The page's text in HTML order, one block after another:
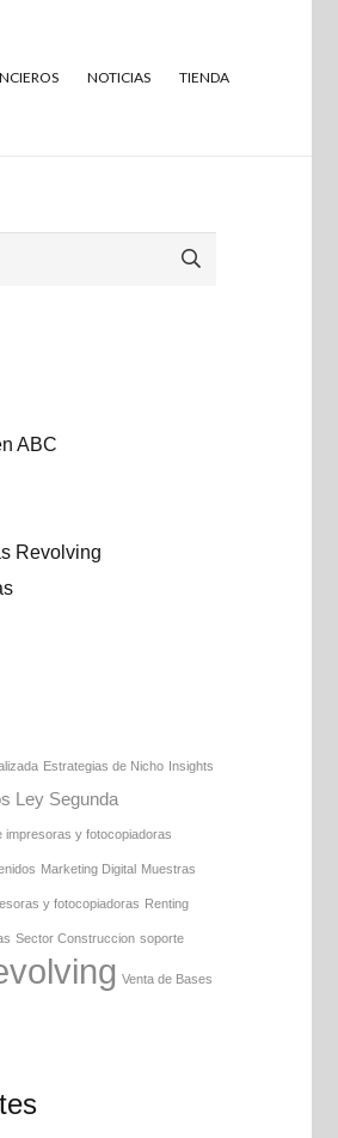
NOTICIAS TIENDA
ABC
Revolving
Estrategias de Nicho Insights
Ley Segunda
impresoras y fotocopiadoras
Marketing Digital Muestras
y fotocopiadoras Renting
Sector Construccion soporte
Venta de Bases